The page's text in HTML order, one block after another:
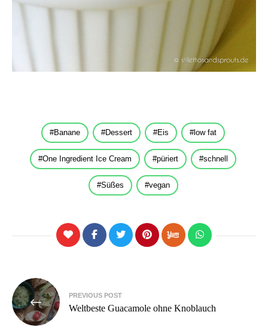
Banane Dessert Eis low fat
One Ingredient Ice Cream püriert schnell
Süßes vegan
Beitragsnavigation
PREVIOUS POST
Weltbeste Guacamole ohne Knoblauch